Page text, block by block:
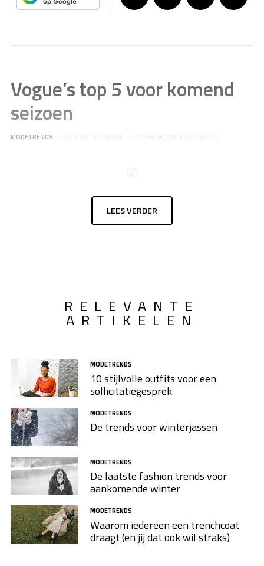
Vogue’s top 5 voor komend
seizoen
MODETRENDS
LEES VERDER
RELEVANTE
ARTIKELEN
MODETRENDS
10 stijlvolle outfits voor een
sollicitatiegesprek
MODETRENDS
De trends voor winterjassen
MODETRENDS
De laatste fashion trends voor
aankomende winter
MODETRENDS
Waarom iedereen een trenchcoat
draagt (en jij dat ook wil straks)